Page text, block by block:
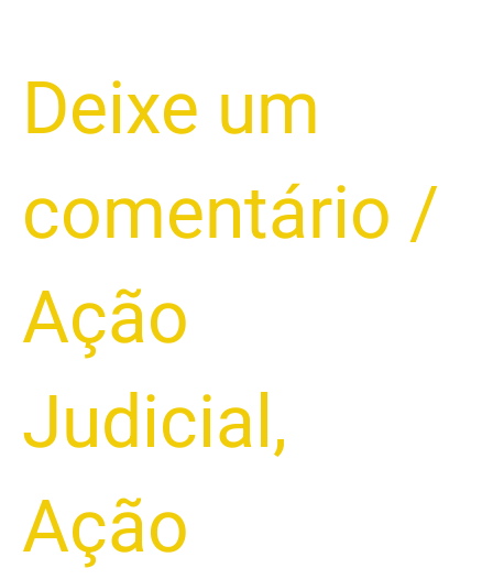
Deixe um
comentário /
Ação
Judicial ,
Ação